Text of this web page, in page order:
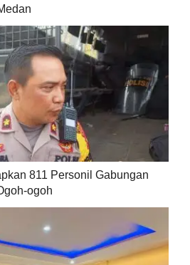
811 Personil Gabungan
ogoh